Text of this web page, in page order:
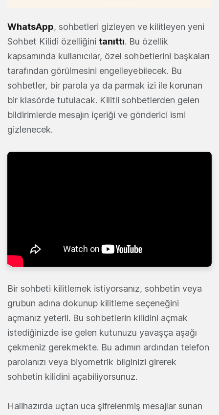
WhatsApp, sohbetleri gizleyen ve kilitleyen yeni
Sohbet Kilidi özelliğini tanıttı. Bu özellik
kapsamında kullanıcılar, özel sohbetlerini başkaları
tarafından görülmesini engelleyebilecek. Bu
sohbetler, bir parola ya da parmak izi ile korunan
bir klasörde tutulacak. Kilitli sohbetlerden gelen
bildirimlerde mesajın içeriği ve gönderici ismi
gizlenecek.
Bir sohbeti kilitlemek istiyorsanız, sohbetin veya
grubun adına dokunup kilitleme seçeneğini
açmanız yeterli. Bu sohbetlerin kilidini açmak
istediğinizde ise gelen kutunuzu yavaşça aşağı
çekmeniz gerekmekte. Bu adımın ardından telefon
parolanızı veya biyometrik bilginizi girerek
sohbetin kilidini açabiliyorsunuz.
Halihazırda uçtan uca şifrelenmiş mesajlar sunan